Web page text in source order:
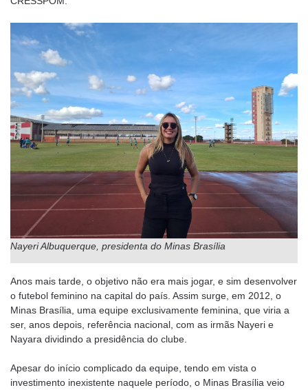
Nayeri Albuquerque, presidenta do Minas Brasília
Anos mais tarde, o objetivo não era mais jogar, e sim desenvolver
o futebol feminino na capital do país. Assim surge, em 2012, o
Minas Brasília, uma equipe exclusivamente feminina, que viria a
ser, anos depois, referência nacional, com as irmãs Nayeri e
Nayara dividindo a presidência do clube.
Apesar do início complicado da equipe, tendo em vista o
investimento inexistente naquele período, o Minas Brasília veio